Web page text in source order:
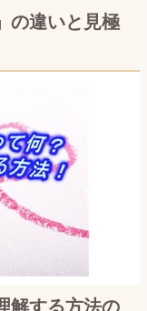
ュアル
の違いと見極
解する方法の